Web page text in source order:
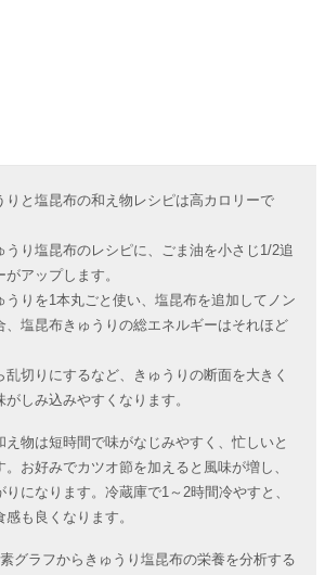
りと塩昆布の和え物レシピは高カロリーで
うり塩昆布のレシピに、ごま油を小さじ1/2追
アップします。
うりを1本丸ごと使い、塩昆布を追加してノン
、塩昆布きゅうりの総エネルギーはそれほど
切りにするなど、きゅうりの断面を大きく
しみ込みやすくなります。
え物は短時間で味がなじみやすく、忙しいと
お好みでカツオ節を加えると風味が増し、
になります。冷蔵庫で1～2時間冷やすと、
も良くなります。
グラフからきゅうり塩昆布の栄養を分析する